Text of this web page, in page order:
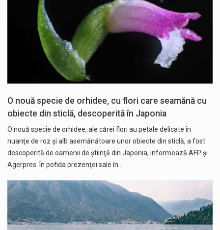
O nouă specie de orhidee, cu flori care seamănă cu
obiecte din sticlă, descoperită în Japonia
O nouă specie de orhidee, ale cărei flori au petale delicate în
nuanţe de roz şi alb asemănătoare unor obiecte din sticlă, a fost
descoperită de oamenii de ştiinţă din Japonia, informează AFP și
Agerpres. În pofida prezenţei sale în…